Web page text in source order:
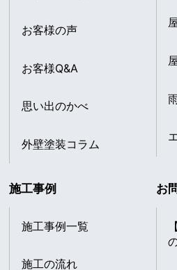
お客様の声
お客様Q&A
思い出のかべ
外壁塗装コラム
施工事例
施工事例一覧
施工の流れ
お